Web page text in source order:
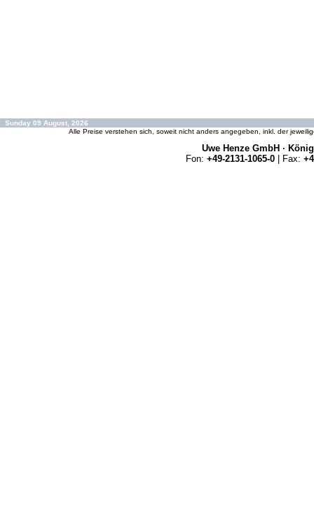
Sunday 09 August, 2026
Alle Preise verstehen sich, soweit nicht anders angegeben, inkl. der
Uwe Henze GmbH ·
Fon: +49-2131-1065-0 | Fax: